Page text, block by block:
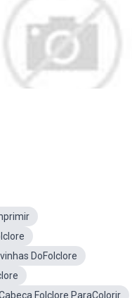
DoFolclore
Folclore ParaColorir